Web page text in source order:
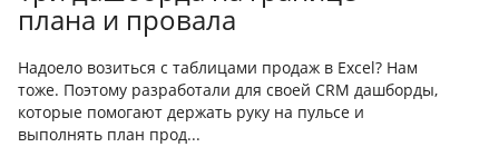
плана и провала
Надоело возиться с таблицами продаж в Excel? Нам
тоже. Поэтому разработали для своей CRM дашборды,
которые помогают держать руку на пульсе и
выполнять план прод...